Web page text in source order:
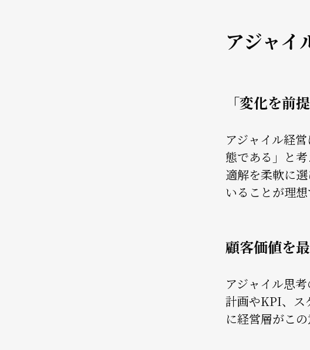
アジャイ
「変化を前
アジャイル経
態である」と
適解を柔軟に
いることが理想
顧客価値を
アジャイル思
計画やKPI、ス
に経営層がこ